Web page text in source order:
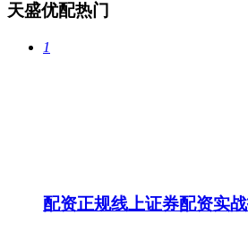
天盛优配热门
1
配资正规线上证券配资实